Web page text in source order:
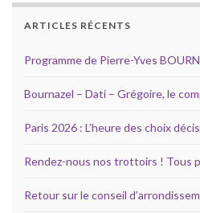
ARTICLES RÉCENTS
Programme de Pierre-Yves
Bournazel – Dati – Grégoire, le
Paris 2026 : L’heure des choix
Rendez-nous nos trottoirs ! Tous
Retour sur le conseil